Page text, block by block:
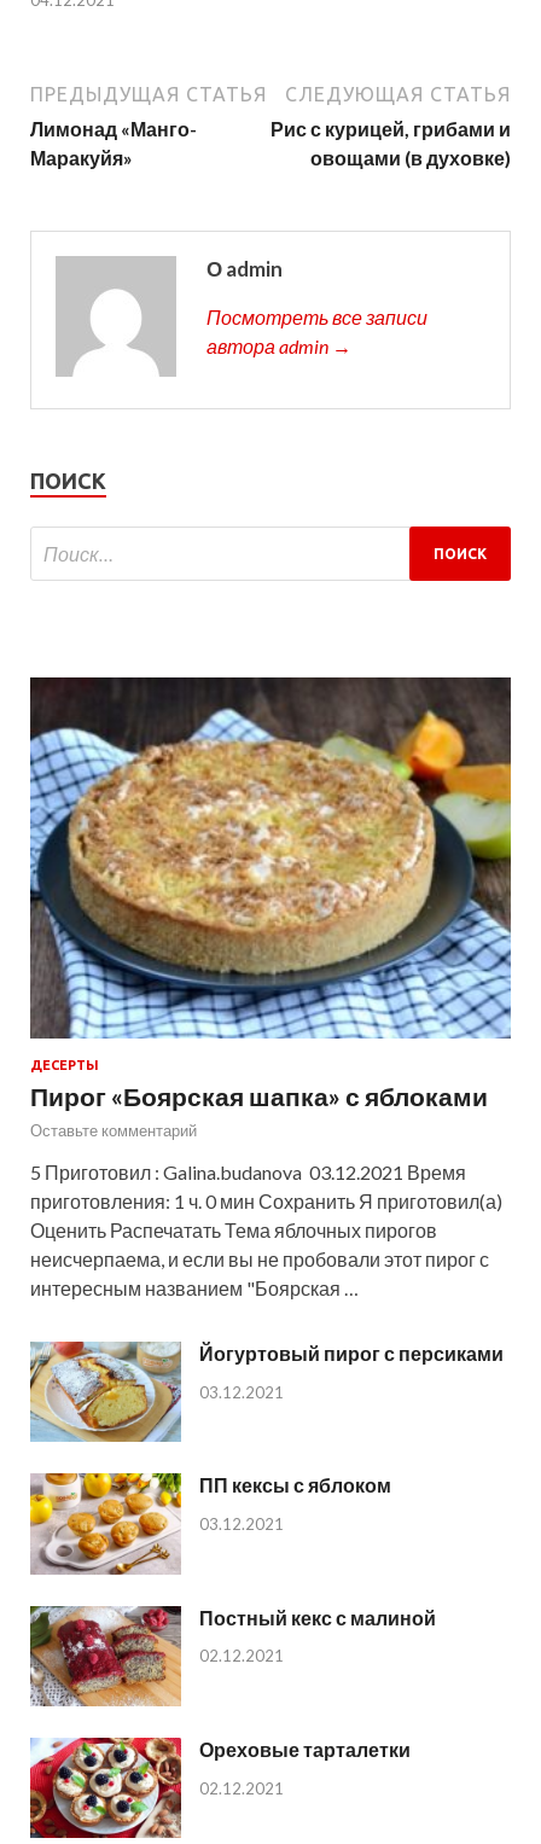
ПРЕДЫДУЩАЯ СТАТЬЯ
Лимонад «Манго-
Маракуйя»
СЛЕДУЮЩАЯ СТАТЬЯ
Рис с курицей, грибами и
овощами (в духовке)
О admin
Посмотреть все записи
автора admin →
ПОИСК
ДЕСЕРТЫ
Пирог «Боярская шапка» с яблоками
Оставьте комментарий
5 Приготовил : Galina.budanova 03.12.2021 Время
приготовления: 1 ч. 0 мин Сохранить Я приготовил(а)
Оценить Распечатать Тема яблочных пирогов
неисчерпаема, и если вы не пробовали этот пирог с
интересным названием "Боярская …
Йогуртовый пирог с персиками
03.12.2021
ПП кексы с яблоком
03.12.2021
Постный кекс с малиной
02.12.2021
Ореховые тарталетки
02.12.2021